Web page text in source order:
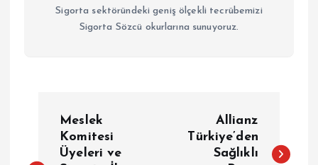
Sigorta sektöründeki geniş ölçekli tecrübemizi
Sigorta Sözcü okurlarına sunuyoruz.
Meslek
Komitesi
Üyeleri ve
Allianz
Türkiye’den
Sağlıklı